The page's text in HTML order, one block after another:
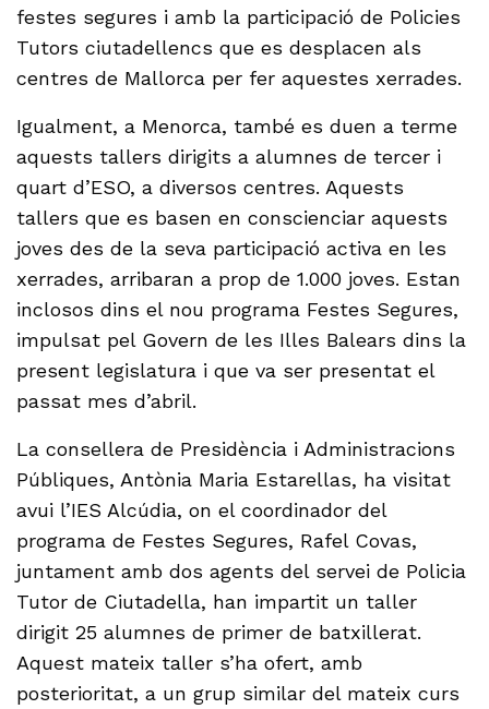
festes segures i amb la participació de Policies
Tutors ciutadellencs que es desplacen als
centres de Mallorca per fer aquestes xerrades.
Igualment, a Menorca, també es duen a terme
aquests tallers dirigits a alumnes de tercer i
quart d’ESO, a diversos centres. Aquests
tallers que es basen en conscienciar aquests
joves des de la seva participació activa en les
xerrades, arribaran a prop de 1.000 joves. Estan
inclosos dins el nou programa Festes Segures,
impulsat pel Govern de les Illes Balears dins la
present legislatura i que va ser presentat el
passat mes d’abril.
La consellera de Presidència i Administracions
Públiques, Antònia Maria Estarellas, ha visitat
avui l’IES Alcúdia, on el coordinador del
programa de Festes Segures, Rafel Covas,
juntament amb dos agents del servei de Policia
Tutor de Ciutadella, han impartit un taller
dirigit 25 alumnes de primer de batxillerat.
Aquest mateix taller s’ha ofert, amb
posterioritat, a un grup similar del mateix curs